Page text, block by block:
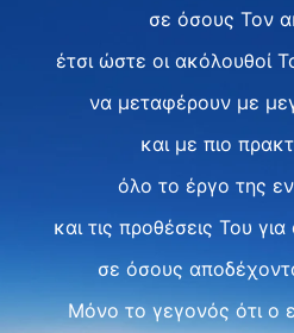
σε όσους Τον
έτσι ώστε οι ακόλουθοί
να μεταφέρουν με
και με πιο
όλο το έργο της
και τις προθέσεις Του
σε όσους
Μόνο το γεγονός ότι ο